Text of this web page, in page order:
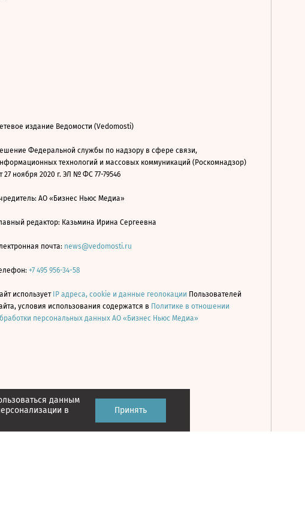
данным
в
Принять
издание Ведомости (Vedomosti)
Федеральной службы по надзору в сфере связи,
технологий и массовых коммуникаций (Роскомнадзор)
27 ноября 2020 г. ЭЛ № ФС 77-79546
АО «Бизнес Ньюс Медиа»
редактор: Казьмина Ирина Сергеевна
почта: news@vedomosti.ru
+7 495 956-34-58
использует IP адреса, cookie и данные геолокации Пользователей
условия использования содержатся в Политике в отношении
персональных данных АО «Бизнес Ньюс Медиа»